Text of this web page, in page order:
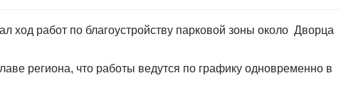
ход работ по благоустройству парковой зоны около Дворца
региона, что работы ведутся по графику одновременно в